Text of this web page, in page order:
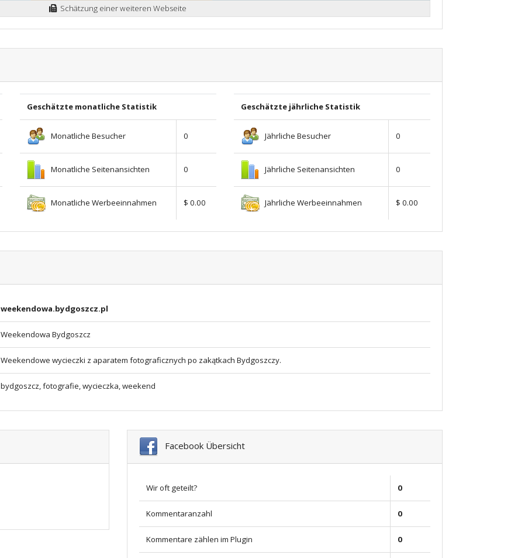
Schätzung einer weiteren Webseite
Geschätzte monatliche Statistik
Monatliche Besucher 0
Monatliche Seitenansichten 0
Monatliche Werbeeinnahmen $ 0.00
Geschätzte jährliche Statistik
Jährliche Besucher 0
Jährliche Seitenansichten 0
Jährliche Werbeeinnahmen $ 0.00
weekendowa.bydgoszcz.pl
Weekendowa Bydgoszcz
Weekendowe wycieczki z aparatem fotograficznych po zakątkach Bydgoszczy.
bydgoszcz, fotografie, wycieczka, weekend
Facebook Übersicht
Wir oft geteilt? 0
Kommentaranzahl 0
Kommentare zählen im Plugin 0